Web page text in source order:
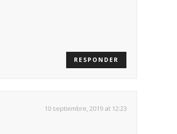
RESPONDER
10 septiembre, 2019 at 12:23